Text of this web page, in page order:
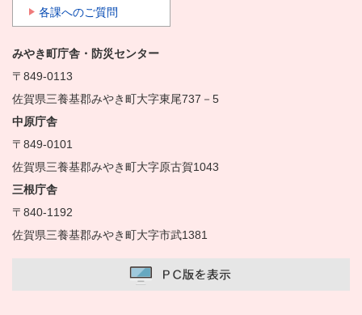
各課へのご質問
みやき町庁舎・防災センター
〒849-0113
佐賀県三養基郡みやき町大字東尾737－5
中原庁舎
〒849-0101
佐賀県三養基郡みやき町大字原古賀1043
三根庁舎
〒840-1192
佐賀県三養基郡みやき町大字市武1381